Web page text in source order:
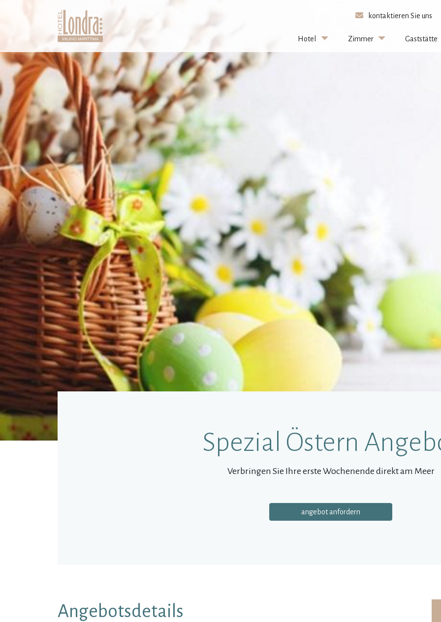
kontaktieren Sie uns
Hotel Zimmer Gaststätte
Spezial Östern
Verbringen Sie Ihre erste Wochenende direkt am Meer
angebot anfordern
Angebotsdetails